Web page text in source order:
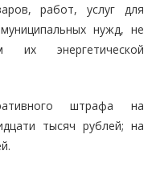
работ, услуг для
нужд, не
их энергетической
штрафа на
тысяч рублей; на